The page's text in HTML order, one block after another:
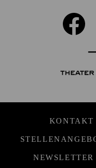
KONTAKT
NEWSLETTER